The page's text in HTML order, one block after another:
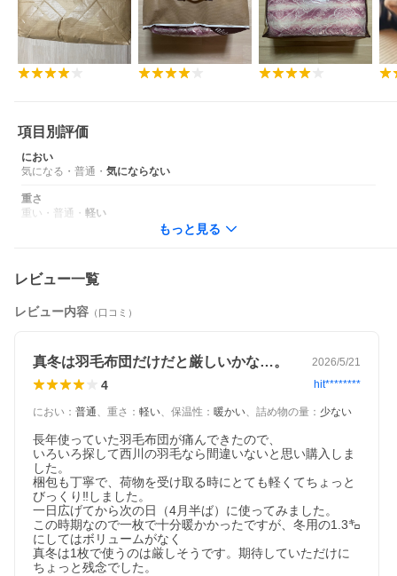
※値上げは限定数量に達した場合、
前倒しになる可能性があります。
項目別評価
におい
気になる ・ 普通 ・ 気にならない
重さ
重い ・ 普通 ・ 軽い
もっと見る
レビュー一覧
レビュー内容 （口コミ）
真冬は羽毛布団だけだと厳しいかな…。 2026/5/21
4 hit********
におい ： 普通、 重さ ： 軽い、 保温性 ： 暖かい、 詰め物の量 ： 少ない
長年使っていた羽毛布団が痛んできたので、
いろいろ探して西川の羽毛なら間違いないと思い購入しま
した。
梱包も丁寧で、荷物を受け取る時にとても軽くてちょっと
びっくり‼︎しました。
一日広げてから次の日（4月半ば）に使ってみました。
この時期なので一枚で十分暖かかったですが、冬用の1.3㌔
にしてはボリュームがなく
真冬は1枚で使うのは厳しそうです。期待していただけに
ちょっと残念でした。